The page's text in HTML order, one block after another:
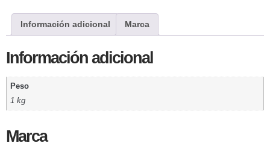
Información adicional Marca
Información adicional
Peso
1 kg
Marca